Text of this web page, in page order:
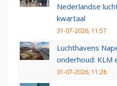
Nederlandse
kwartaal
31-07-2026, 11:57
Luchthavens
onderhoud: KLM
31-07-2026, 11:28